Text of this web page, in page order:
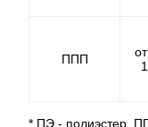
ППП
* ПЭ - полиэстер,